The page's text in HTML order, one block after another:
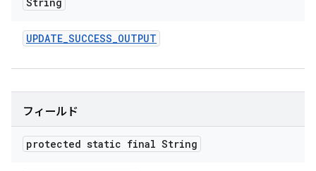
UPDATE_SUCCESS_OUTPUT
フィールド
protected static final String